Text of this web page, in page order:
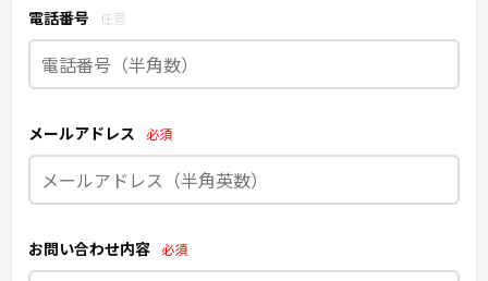
電話番号 任意
メールアドレス 必須
お問い合わせ内容 必須